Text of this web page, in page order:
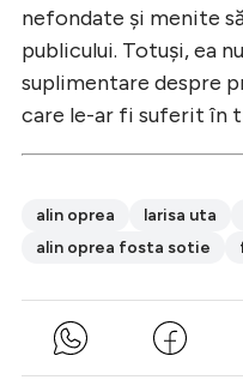
nefondate și menite
publicului. Totuși, ea
suplimentare despre
care le-ar fi suferit în
alin oprea larisa uta
alin oprea fosta sotie